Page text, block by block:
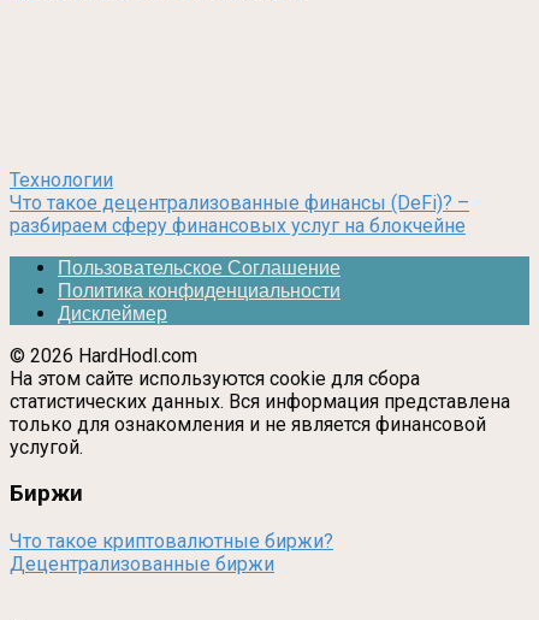
Технологии
Что такое децентрализованные финансы (DeFi)? –
разбираем сферу финансовых услуг на блокчейне
Пользовательское Соглашение
Политика конфиденциальности
Дисклеймер
© 2026 HardHodl.com
На этом сайте используются cookie для сбора
статистических данных. Вся информация представлена
только для ознакомления и не является финансовой
услугой.
Биржи
Что такое криптовалютные биржи?
Децентрализованные биржи